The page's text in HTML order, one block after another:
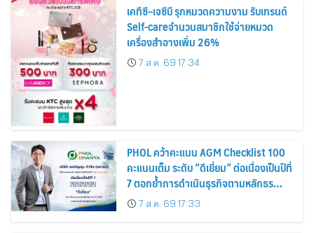
เคทีซี–เจซีบี รุกหมวดความงาม รับเทรนด์
Self-careจำนวนสมาชิกใช้จ่ายหมวด
เครื่องสำอางเพิ่ม 26%
7 ส.ค. 69 17:34
PHOL คว้าคะแนน AGM Checklist 100
คะแนนเต็ม ระดับ “ดีเยี่ยม” ต่อเนื่องเป็นปีที่
7 ตอกย้ำการดำเนินธุรกิจตามหลักธร
รมาภิบาล โปร่งใส สร้างความเชื่อมั่นผู้ถือ
หุ้น
7 ส.ค. 69 17:33